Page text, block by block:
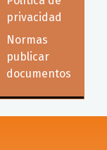
privacidad
Normas
publicar
documentos